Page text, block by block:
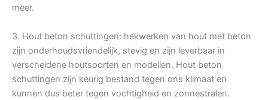
meer.
3. Hout beton schuttingen: hekwerken van hout met beton
zijn onderhoudsvriendelijk, stevig en zijn leverbaar in
verscheidene houtsoorten en modellen. Hout beton
schuttingen zijn keurig bestand tegen ons klimaat en
kunnen dus beter tegen vochtigheid en zonnestralen.